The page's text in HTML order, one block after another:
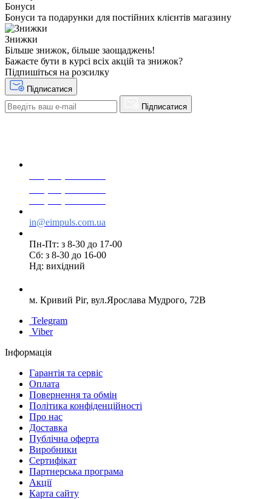
Бонуси
Бонуси та подарунки для постійних клієнтів магазину
Знижки
Більше знижок, більше заощаджень!
Бажаєте бути в курсі всіх акцій та знижок?
Підпишіться на розсилку
Підписатися
Підписатися
in@eimpuls.com.ua
Пн-Пт: з 8-30 до 17-00
Сб: з 8-30 до 16-00
Нд: вихідний
м. Кривий Ріг, вул.Ярослава Мудрого, 72В
Telegram
Viber
Інформація
Гарантія та сервіс
Оплата
Повернення та обмін
Політика конфіденційності
Про нас
Доставка
Публічна оферта
Виробники
Сертифікат
Партнерська програма
Акції
Карта сайту